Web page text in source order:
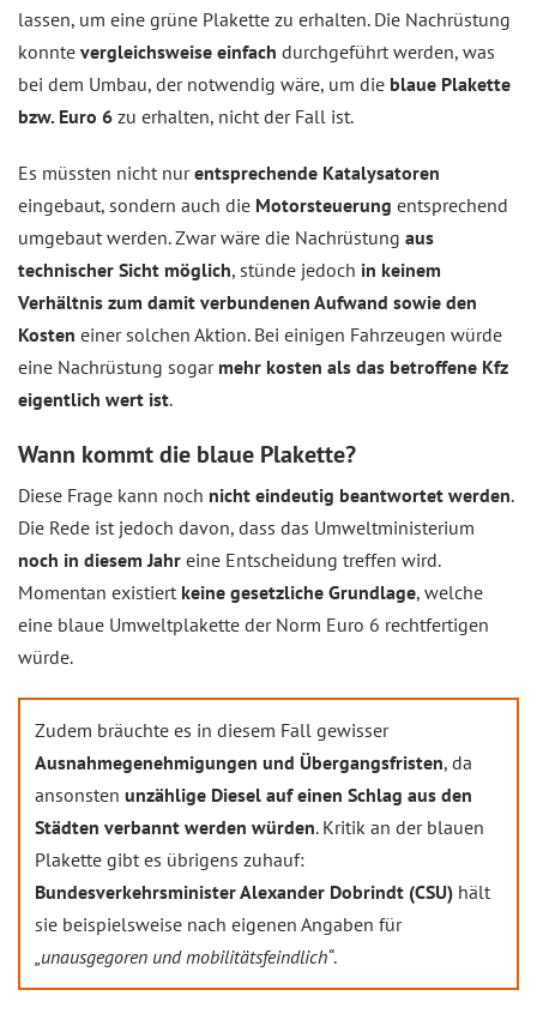
lassen, um eine grüne Plakette zu erhalten. Die Nachrüstung
konnte vergleichsweise einfach durchgeführt werden, was
bei dem Umbau, der notwendig wäre, um die blaue Plakette
bzw. Euro 6 zu erhalten, nicht der Fall ist.
Es müssten nicht nurentsprechende Katalysatoren
eingebaut, sondern auch die Motorsteuerung entsprechend
umgebaut werden. Zwar wäre die Nachrüstung aus
technischer Sicht möglich, stünde jedoch in keinem
Verhältnis zum damit verbundenen Aufwand sowie den
Kosten einer solchen Aktion. Bei einigen Fahrzeugen würde
eine Nachrüstung sogar mehr kosten als das betroffene Kfz
eigentlich wert ist.
Wann kommt die blaue Plakette?
Diese Frage kann noch nicht eindeutig beantwortet werden.
Die Rede ist jedoch davon, dass das Umweltministerium
noch in diesem Jahr eine Entscheidung treffen wird.
Momentan existiert keine gesetzliche Grundlage, welche
eine blaue Umweltplakette der Norm Euro 6 rechtfertigen
würde.
Zudem bräuchte es in diesem Fall gewisser
Ausnahmegenehmigungen und Übergangsfristen, da
ansonsten unzählige Diesel auf einen Schlag aus den
Städten verbannt werden würden. Kritik an der blauen
Plakette gibt es übrigens zuhauf:
Bundesverkehrsminister Alexander Dobrindt (CSU) hält
sie beispielsweise nach eigenen Angaben für
„unausgegoren und mobilitätsfeindlich“.